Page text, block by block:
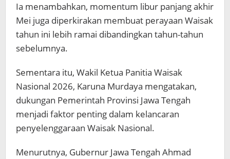
Ia menambahkan, momentum libur panjang akhir
Mei juga diperkirakan membuat perayaan Waisak
tahun ini lebih ramai dibandingkan tahun-tahun
sebelumnya.
Sementara itu, Wakil Ketua Panitia Waisak
Nasional 2026, Karuna Murdaya mengatakan,
dukungan Pemerintah Provinsi Jawa Tengah
menjadi faktor penting dalam kelancaran
penyelenggaraan Waisak Nasional.
Menurutnya, Gubernur Jawa Tengah Ahmad